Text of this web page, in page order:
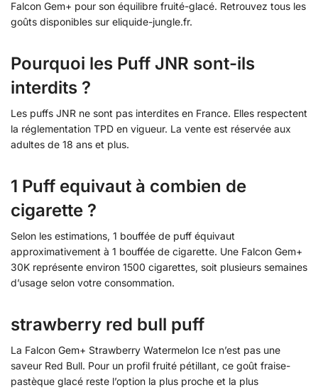
Falcon Gem+ pour son équilibre fruité-glacé. Retrouvez tous les
goûts disponibles sur eliquide-jungle.fr.
Pourquoi les Puff JNR sont-ils
interdits ?
Les puffs JNR ne sont pas interdites en France. Elles respectent
la réglementation TPD en vigueur. La vente est réservée aux
adultes de 18 ans et plus.
1 Puff equivaut à combien de
cigarette ?
Selon les estimations, 1 bouffée de puff équivaut
approximativement à 1 bouffée de cigarette. Une Falcon Gem+
30K représente environ 1500 cigarettes, soit plusieurs semaines
d’usage selon votre consommation.
strawberry red bull puff
La Falcon Gem+ Strawberry Watermelon Ice n’est pas une
saveur Red Bull. Pour un profil fruité pétillant, ce goût fraise-
pastèque glacé reste l’option la plus proche et la plus